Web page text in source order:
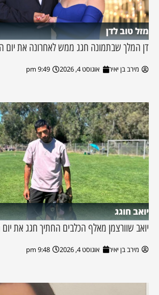
מזל טוב לדן
דן המלך שבתמונה חגג ממש לאחרונה את יום
מירב בן יאיר אוגוסט 4, 2026 9:49 pm
יואב חוגג
יואב שוורצמן מאלף הכלבים החתיך חגג את יום
מירב בן יאיר אוגוסט 4, 2026 9:48 pm